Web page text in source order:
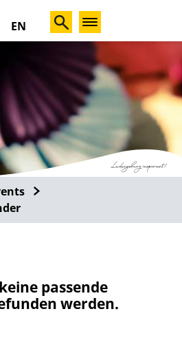
EN
passende
werden.